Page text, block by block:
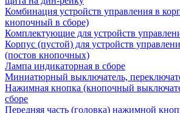
Комбинация устройств управления в
кнопочный в сборе)
Комплектующие для устройств
Корпус (пустой) для устройств
(постов кнопочных)
Лампа индикаторная в сборе
Миниатюрный выключатель,
Нажимная кнопка (кнопочный
сборе
Передняя часть (головка) нажимной